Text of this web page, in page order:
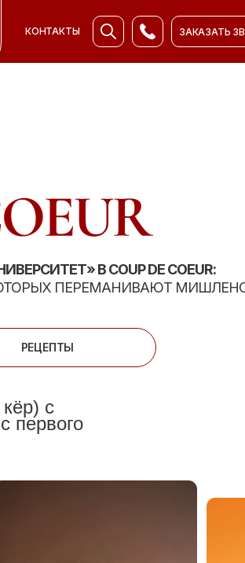
КОНТАКТЫ ЗАКАЗАТЬ
КОНТАКТЫ ЗАКАЗАТЬ
В COUP DE COEUR:
ПЕРЕМАНИВАЮТ
с
первого
РЕЦЕПТЫ